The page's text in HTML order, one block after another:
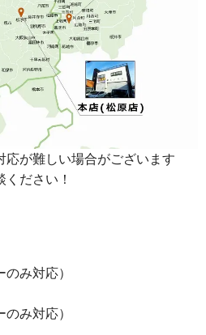
が難しい場合がございます
ださい！
み対応）
み対応）